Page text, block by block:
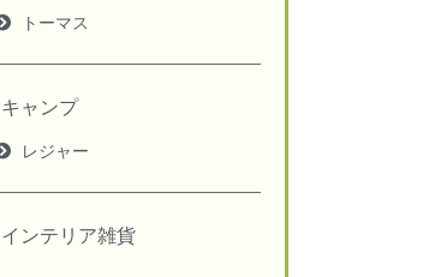
トーマス
キャンプ
レジャー
インテリア雑貨